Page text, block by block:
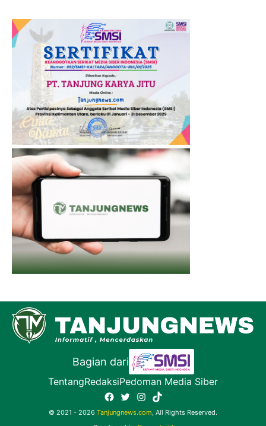
Bagian dari
TentangRedaksiPedoman Media Siber
Facebook
TwitterInstagram
TikTok
© 2021 - 2026 Tanjungnews.com, All Rights Reserved.